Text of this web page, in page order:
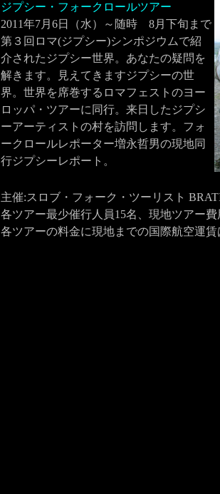
ジプシー・フォークロールツアー
2011年7月6日（水）～随時 8月下旬まで
第３回ロマ(ジプシー)シンポジウムで紹
介されたジプシー世界。あなたの疑問を
解きます。見えてきますジプシーの世
界。世界を席巻するロマフェストのヨー
ロッパ・ツアーに同行。来日したジプシ
ーアーティストの村を訪問します。フォ
ークロールレポーター増永哲男の現地同
行ジプシーレポート。
主催:スロブ・フォーク・ツーリスト
各ツアー最少催行人員15名、現地ツアー
各ツアーの料金に現地までの国際航空運